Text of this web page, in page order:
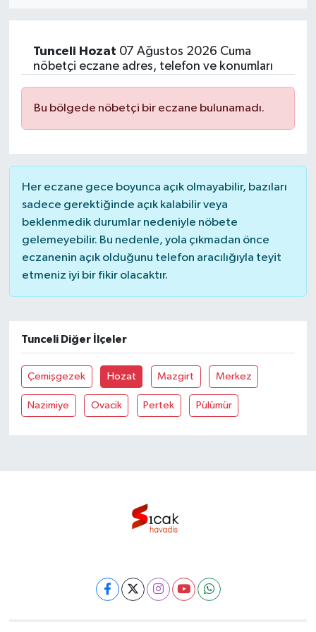
Tunceli Hozat 07 Ağustos 2026 Cuma
nöbetçi eczane adres, telefon ve konumları
Bu bölgede nöbetçi bir eczane bulunamadı.
Her eczane gece boyunca açık olmayabilir, bazıları
sadece gerektiğinde açık kalabilir veya
beklenmedik durumlar nedeniyle nöbete
gelemeyebilir. Bu nedenle, yola çıkmadan önce
eczanenin açık olduğunu telefon aracılığıyla teyit
etmeniz iyi bir fikir olacaktır.
Tunceli Diğer İlçeler
Çemişgezek Hozat Mazgirt Merkez
Nazimiye Ovacik Pertek Pülümür
Sağlık
Magazin
Gündem
Kültür & Sanat
Teknoloji
Bilim
Bilim, Teknoloji